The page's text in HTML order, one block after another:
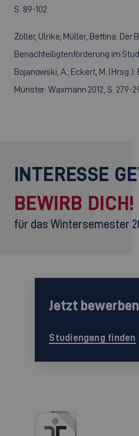
S. 89-102.
Zöller, Ulrike; Müller, Bettina: Der
Benachteiligtenförderung im
Bojanowski, A.; Eckert, M.
Münster: Waxmann 2012, S. 279-
INTERESSE
BEWIRB DICH!
für das Wintersemester
Jetzt
Studiengang finden